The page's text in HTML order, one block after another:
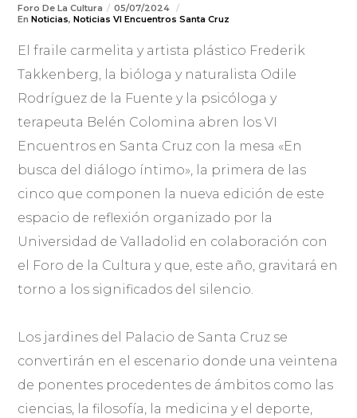
Foro De La Cultura
05/07/2024
EnNoticias,Noticias VI Encuentros Santa Cruz
El fraile carmelita y artista plástico Frederik
Takkenberg, la bióloga y naturalista Odile
Rodríguez de la Fuente y la psicóloga y
terapeuta Belén Colomina abren los VI
Encuentros en Santa Cruz con la mesa «En
busca del diálogo íntimo», la primera de las
cinco que componen la nueva edición de este
espacio de reflexión organizado por la
Universidad de Valladolid en colaboración con
el Foro de la Cultura y que, este año, gravitará en
torno a los significados del silencio.
Los jardines del Palacio de Santa Cruz se
convertirán en el escenario donde una veintena
de ponentes procedentes de ámbitos como las
ciencias, la filosofía, la medicina y el deporte,